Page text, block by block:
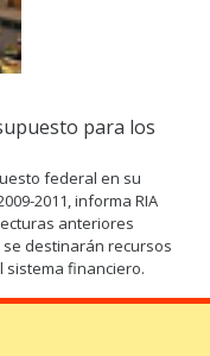
para los
federal en su
2011, informa RIA
anteriores
destinarán recursos
sistema financiero.